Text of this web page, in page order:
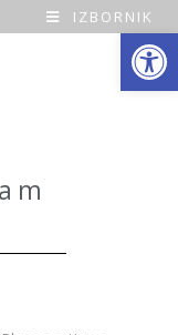
Open toolbar
IZBORNIK